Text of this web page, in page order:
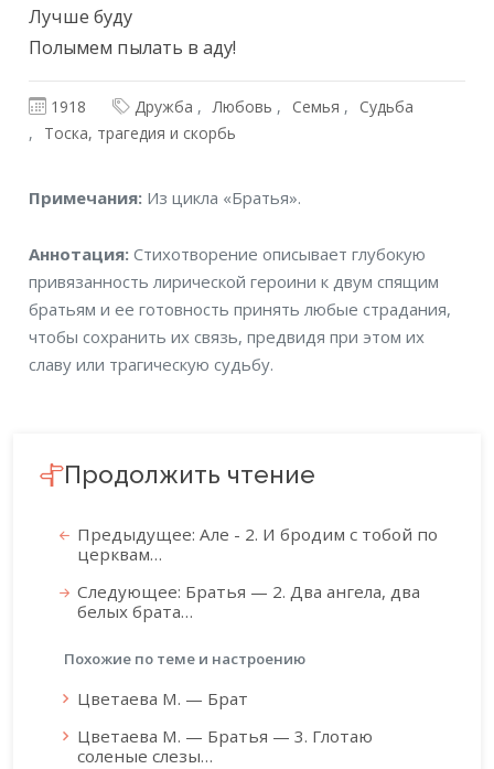
Лучше буду
Полымем пылать в аду!
1918 Дружба Любовь Семья
Судьба
Тоска, трагедия и скорбь
Примечания
Примечания: Из цикла «Братья».
Аннотация
Аннотация:Стихотворение описывает глубокую
привязанность лирической героини к двум спящим
братьям и ее готовность принять любые страдания,
чтобы сохранить их связь, предвидя при этом их
славу или трагическую судьбу.
Продолжить чтение
Предыдущее: Але - 2. И бродим с тобой по
церквам…
Следующее: Братья — 2. Два ангела, два
белых брата…
Похожие по теме и настроению
Цветаева М. — Брат
Цветаева М. — Братья — 3. Глотаю
соленые слезы…